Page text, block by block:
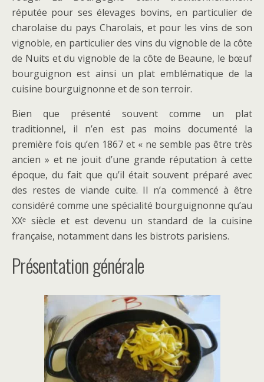
réputée pour ses élevages bovins, en particulier de
charolaise du pays Charolais, et pour les vins de son
vignoble, en particulier des vins du vignoble de la côte
de Nuits et du vignoble de la côte de Beaune, le bœuf
bourguignon est ainsi un plat emblématique de la
cuisine bourguignonne et de son terroir.
Bien que présenté souvent comme un plat
traditionnel, il n’en est pas moins documenté la
première fois qu’en 1867 et « ne semble pas être très
ancien » et ne jouit d’une grande réputation à cette
époque, du fait que qu’il était souvent préparé avec
des restes de viande cuite. Il n’a commencé à être
considéré comme une spécialité bourguignonne qu’au
XXᵉ siècle et est devenu un standard de la cuisine
française, notamment dans les bistrots parisiens.
Présentation générale